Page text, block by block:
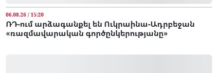
06.08.26 / 15:20
ՌԴ-ում արձագանքել են Ուկրաինա-Ադրբեջան
«ռազմավարական գործընկերությանը»